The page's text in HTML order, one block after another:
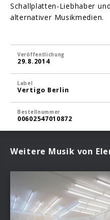
Schallplatten-Liebhaber
alternativer Musikmedien.
Veröffentlichung
29.8.2014
Label
Vertigo Berlin
Bestellnummer
00602547010872
Weitere Musik von